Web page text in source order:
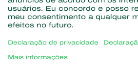
Parceiros com a natureza
Vespas Parasitoides
Sobre a Koppert